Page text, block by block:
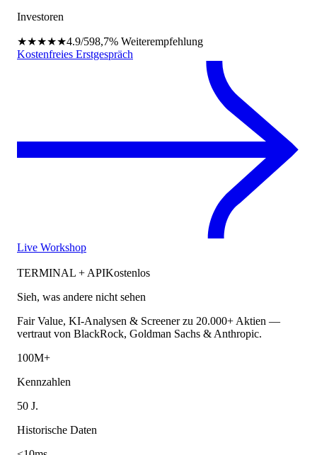
Investoren
★★★★★4.9/598,7% Weiterempfehlung
Kostenfreies Erstgespräch
Live Workshop
TERMINAL + APIKostenlos
Sieh, was andere nicht sehen
Fair Value, KI-Analysen & Screener zu 20.000+ Aktien —
vertraut von BlackRock, Goldman Sachs & Anthropic.
100M+
Kennzahlen
50 J.
Historische Daten